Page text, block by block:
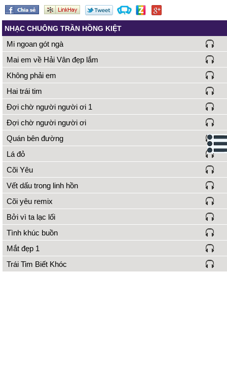
NHẠC CHUÔNG TRẦN HỒNG KIỆT
Mi ngoan gót ngà
Mai em về Hải Vân đẹp lắm
Không phải em
Hai trái tim
Đợi chờ người người ơi 1
Đợi chờ người người ơi
Quán bên đường
Lá đỏ
Cõi Yêu
Vết dấu trong linh hồn
Cõi yêu remix
Bởi vì ta lạc lối
Tình khúc buồn
Mắt đẹp 1
Trái Tim Biết Khóc